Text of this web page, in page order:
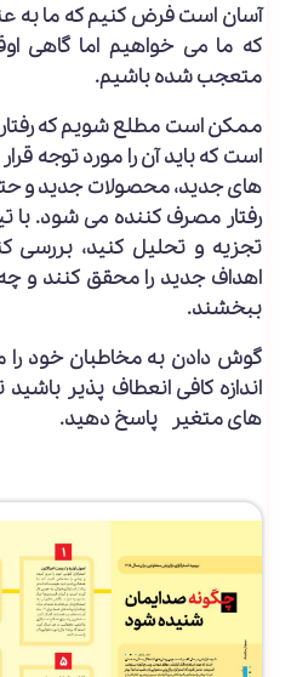
آسان است فرض کنیم که ما به
که ما می خواهیم اما گاهی
متعجب شده باشیم.
ممکن است مطلع شویم که
است که باید آن را مورد توجه
های جدید، محصولات جدید و
رفتار مصرف کننده می شود. با
تجزیه و تحلیل کنید، بررسی
اهداف جدید را محقق کنند و
ببخشند.
گوش دادن به مخاطبان خود
اندازه کافی انعطاف پذیر
های متغیر پاسخ دهید.